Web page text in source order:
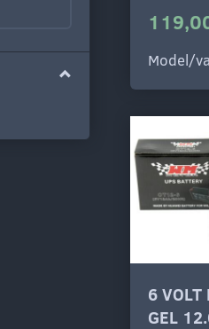
Model/
6 VOLT
GEL